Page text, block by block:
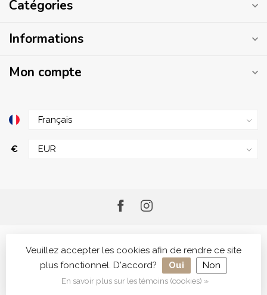
Catégories
Informations
Mon compte
€
© Copyright 2026 Me.Shop - Your Skincare Shop
Veuillez accepter les cookies afin de rendre ce site
plus fonctionnel. D'accord?
Oui Non
En savoir plus sur les témoins (cookies) »